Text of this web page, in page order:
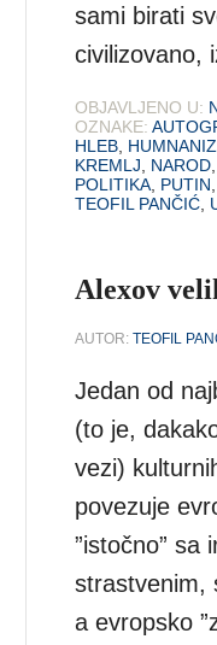
sami birati
civilizovano,
OBJAVLJENO U:
OZNAKE:
HLEB
KREMLJ
NAROD
POLITIKA PUTIN
TEOFIL PANČIĆ
Alexov
AUTOR:TEOFIL
Jedan od
(to je,
vezi)
povezuje
”istočno” sa
strastvenim,
a evropsko